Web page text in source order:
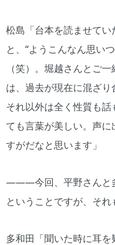
松島「台本を読ませて
と、“ようこんなん思い
（笑）。堀越さんとご
は、過去が現在に混ざり
それ以外は全く性質も
ても言葉が美しい。声
すがだなと思います」
―――今回、平野さんと
ということですが、それ
多和田「聞いた時に耳